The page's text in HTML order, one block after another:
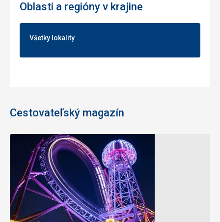
Oblasti a regióny v krajine
Všetky lokality
Cestovateľský magazín